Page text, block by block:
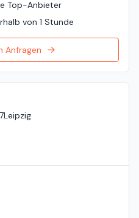
Top-Anbieter
von 1 Stunde
Anfragen
Leipzig